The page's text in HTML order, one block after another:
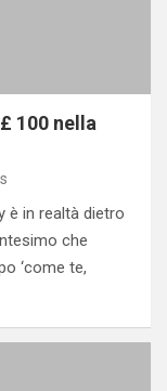
100 nella
è in realtà dietro
che
‘come te,